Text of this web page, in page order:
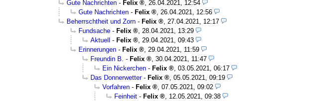
Gute Nachrichten - Felix , 26.04.2021, 12:54
Gute Nachrichten - Felix , 26.04.2021, 12:56
Beherrschtheit und Zorn - Felix , 27.04.2021, 12:17
Fundsache - Felix , 28.04.2021, 13:29
Aktuell
- Felix , 29.04.2021, 09:43
Erinnerungen - Felix , 29.04.2021, 11:59
Freundin B. - Felix , 30.04.2021, 11:47
Ein Nickerchen - Felix , 03.05.2021, 06:17
Das Donnerwetter- Felix , 05.05.2021, 09:19
Vorfahren - Felix , 07.05.2021, 09:02
Feinheit - Felix , 12.05.2021, 09:38